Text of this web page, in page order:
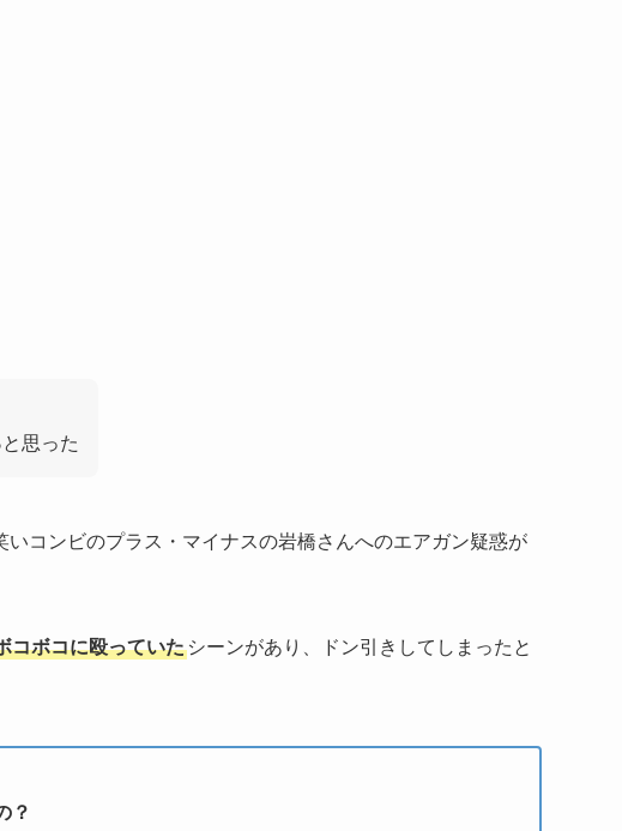
と思った
コンビのプラス・マイナスの岩橋さんへのエアガン疑惑が
コボコに殴っていた シーンがあり、ドン引きしてしまったと
？